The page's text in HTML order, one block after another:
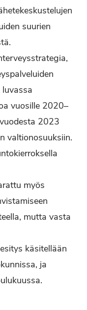
suurien
vuosille 2020–
2023
valtionosuuksiin.
myös
mutta vasta
käsitellään
ja